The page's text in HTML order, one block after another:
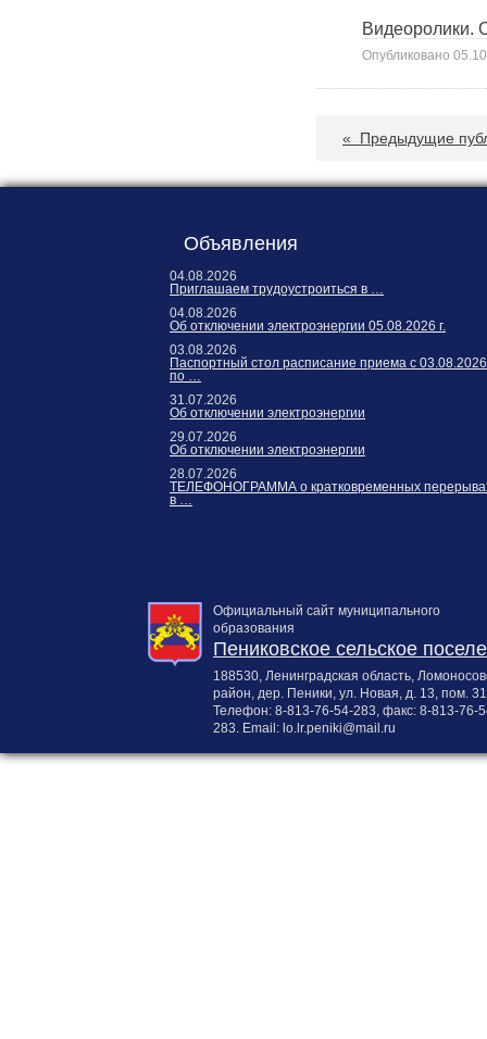
Видеоролики.
Опубликовано
« Предыдущие
Объявления
04.08.2026
Приглашаем трудоустроиться в …
04.08.2026
Об отключении электроэнергии 05.08.2026 г.
03.08.2026
Паспортный стол расписание приема с 03.08.2026
по …
31.07.2026
Об отключении электроэнергии
29.07.2026
Об отключении электроэнергии
28.07.2026
ТЕЛЕФОНОГРАММА о кратковременных
в …
Официальный сайт муниципального
образования
Пениковское сельское
188530, Ленинградская область,
район, дер. Пеники, ул. Новая, д. 13, пом. 31
Телефон: 8-813-76-54-283, факс: 8-813-76-
283. Email: lo.lr.peniki@mail.ru